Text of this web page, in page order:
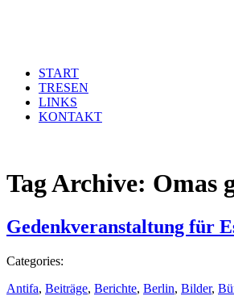
START
TRESEN
LINKS
KONTAKT
Tag Archive: Omas
Gedenkveranstaltung für
Categories:
Antifa, Beiträge, Berichte, Berlin, Bilder,